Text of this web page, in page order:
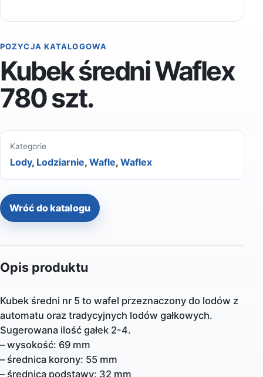
POZYCJA KATALOGOWA
Kubek średni Waflex
780 szt.
Kategorie
Lody, Lodziarnie, Wafle, Waflex
Wróć do katalogu
Opis produktu
Kubek średni nr 5 to wafel przeznaczony do lodów z
automatu oraz tradycyjnych lodów gałkowych.
Sugerowana ilość gałek 2-4.
– wysokość: 69 mm
– średnica korony: 55 mm
– średnica podstawy: 32 mm